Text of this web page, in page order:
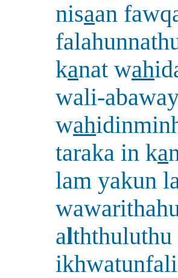
nisaan
kanat wah
wali-
wah
taraka in ka
lam yakun
al